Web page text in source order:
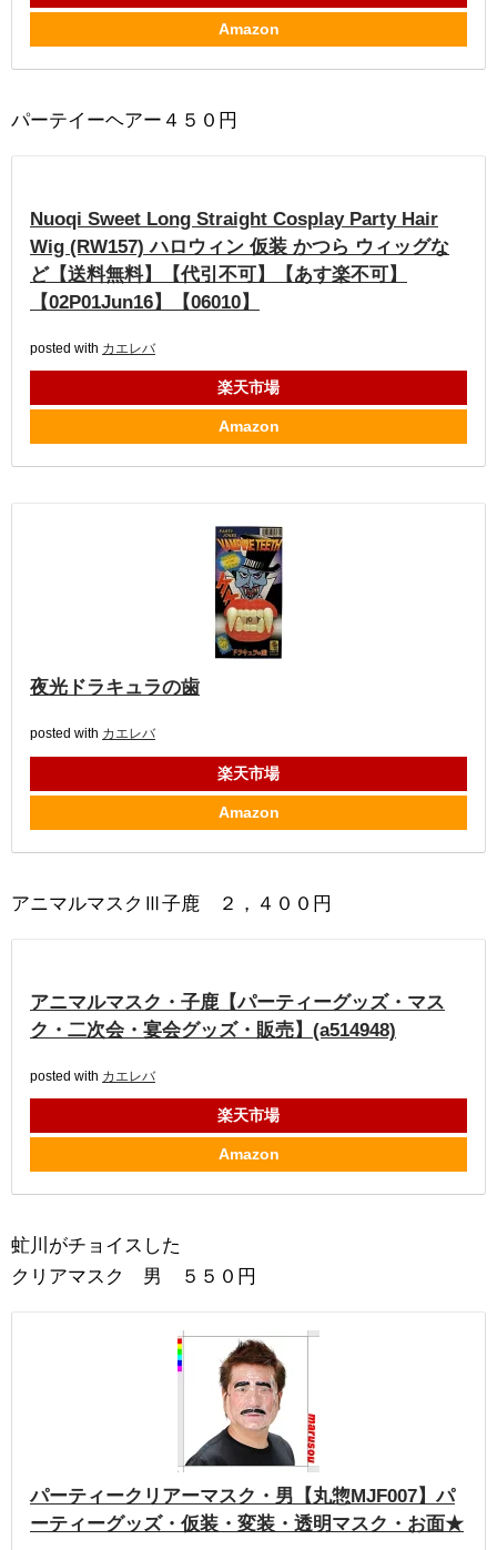
Amazon
パーテイーヘアー４５０円
Nuoqi Sweet Long Straight Cosplay Party Hair
Wig (RW157) ハロウィン 仮装 かつら ウィッグな
ど【送料無料】【代引不可】【あす楽不可】
【02P01Jun16】【06010】
posted with カエレバ
楽天市場
Amazon
夜光ドラキュラの歯
posted with カエレバ
楽天市場
Amazon
アニマルマスクⅢ子鹿 ２，４００円
アニマルマスク・子鹿【パーティーグッズ・マス
ク・二次会・宴会グッズ・販売】(a514948)
posted with カエレバ
楽天市場
Amazon
虻川がチョイスした
クリアマスク 男 ５５０円
パーティークリアーマスク・男【丸惣MJF007】パ
ーティーグッズ・仮装・変装・透明マスク・お面★